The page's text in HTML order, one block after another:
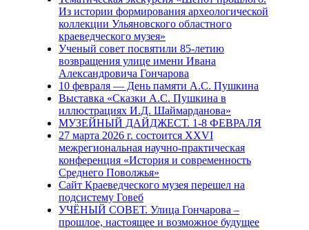
Из истории формирования археологической
коллекции Ульяновского областного
краеведческого музея»
Ученый совет посвятили 85-летию
возвращения улице имени Ивана
Александровича Гончарова
10 февраля — День памяти А.С. Пушкина
Выставка «Сказки А.С. Пушкина в
иллюстрациях И.Д. Шаймарданова»
МУЗЕЙНЫЙ ДАЙДЖЕСТ. 1-8 ФЕВРАЛЯ
27 марта 2026 г. состоится XXVI
межрегиональная научно-практическая
конференция «История и современность
Среднего Поволжья»
Сайт Краеведческого музея перешел на
подсистему Говеб
УЧЁНЫЙ СОВЕТ. Улица Гончарова –
прошлое, настоящее и возможное будущее